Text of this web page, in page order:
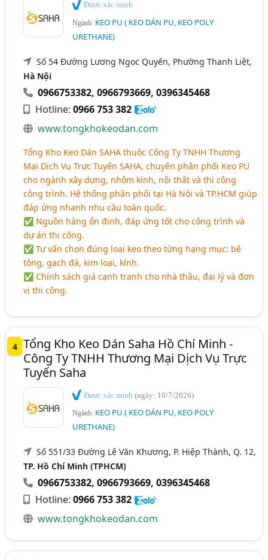
Được xác minh
Ngành: KEO PU ( KEO DÁN PU, KEO POLY
URETHANE)
Số 54 Đường Lương Ngọc Quyến, Phường Thanh Liệt,
Hà Nội
0966753382,0966793669,0396345468
Hotline:0966 753 382
www.tongkhokeodan.com
Tổng Kho Keo Dán SAHA thuộc Công Ty TNHH Thương
Mại Dịch Vụ Trực Tuyến SAHA, chuyên phân phối Keo PU
cho ngành xây dựng, nhôm kính, nội thất và thi công
công trình. Hệ thống phân phối tại Hà Nội và TP.HCM giúp
đáp ứng nhanh nhu cầu toàn quốc.
✅ Nguồn hàng ổn định, đáp ứng tốt cho công trình và
dự án thi công.
✅ Tư vấn chọn đúng loại keo theo từng hạng mục: bê
tông, gạch đá, kim loại, kính.
✅ Chính sách giá cạnh tranh cho nhà thầu, đại lý và đơn
vị thi công.
4 Tổng Kho Keo Dán Saha Hồ Chí Minh -
Công Ty TNHH Thương Mại Dịch Vụ Trực
Tuyến Saha
Được xác minh(ngày: 10/7/2026)
Ngành: KEO PU ( KEO DÁN PU, KEO POLY
URETHANE)
Số 551/33 Đường Lê Văn Khương, P. Hiệp Thành, Q. 12,
TP. Hồ Chí Minh (TPHCM)
0966753382,0966793669,0396345468
Hotline:0966 753 382
www.tongkhokeodan.com